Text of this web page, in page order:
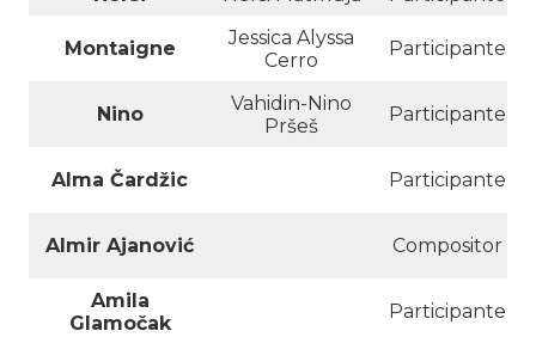
Montaigne
Jessica Alyssa
Cerro
Participante
Nino
Vahidin-Nino
Pršeš
Participante
Alma Čardžic Participante
Almir Ajanović Compositor
Amila
Glamočak
Participante